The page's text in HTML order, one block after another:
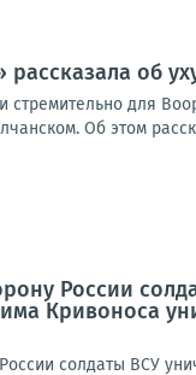
об
стремительно для
Об этом
России
Кривоноса
солдаты ВСУ